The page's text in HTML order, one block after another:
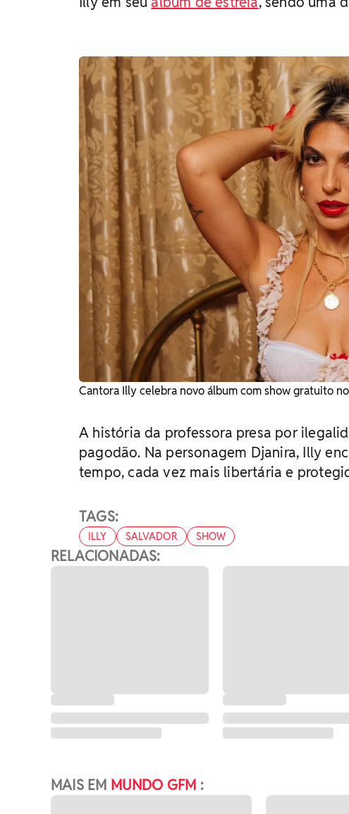
Cantora Illy celebra novo álbum com show gratuito
A história da professora presa por
pagodão. Na personagem Djanira, Illy
tempo, cada vez mais libertária e
TAGS:
ILLY SALVADOR SHOW
RELACIONADAS:
MAIS EM MUNDO GFM :